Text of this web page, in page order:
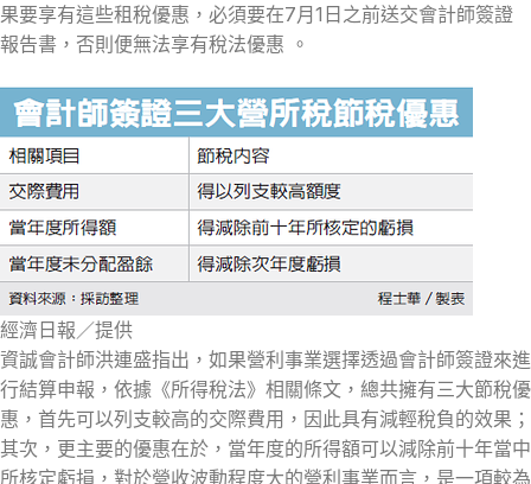
果要享有這些租稅優惠，必須要在7月1日之前送交會計師簽證
報告書，否則便無法享有稅法優惠 。
經濟日報／提供
資誠會計師洪連盛指出，如果營利事業選擇透過會計師簽證來進
行結算申報，依據《所得稅法》相關條文，總共擁有三大節稅優
惠，首先可以列支較高的交際費用，因此具有減輕稅負的效果；
其次，更主要的優惠在於，當年度的所得額可以減除前十年當中
所核定虧損，對於營收波動程度大的營利事業而言，是一項較為